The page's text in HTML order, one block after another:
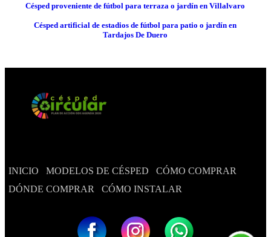
Césped proveniente de fútbol para terraza o jardín en Villalvaro
Césped artificial de estadios de fútbol para patio o jardín en
Tardajos De Duero
INICIO MODELOS DE CÉSPED
CÓMO COMPRAR
DÓNDE COMPRAR
CÓMO INSTALAR